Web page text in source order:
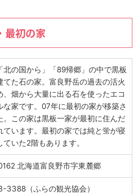
最初の家
北の国から」「89帰郷」の中で黒板
てた石の家。富良野岳の過去の活火
、畑から大量に出る石を使ったエコ
な家です。07年に最初の家が移築さ
。この家は黒板一家が最初に住んだ
ています。最初の家では純と蛍が寝
ていた2階もあります。
北海道富良野市字東麓郷
3388（ふらの観光協会）